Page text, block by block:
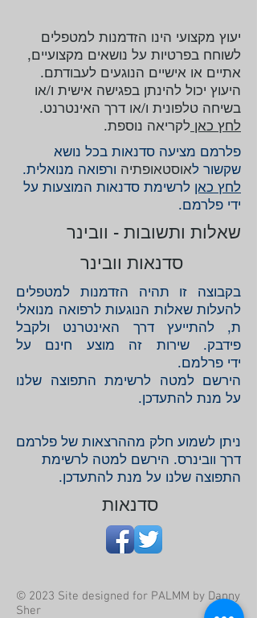
יעוץ מקצועי הינו הזדמנות למטפלים
לשוחח בפרטיות על נושאים מקצועיים,
אתיים או אישיים הנוגעים לעבודתם.
היעוץ יכול להינתן בפגישה אישית ו/או
בשיחה טלפונית ו/או דרך האינטרנט.
לחץ כאן לקריאה נוספת.
פלרמם מציעה סדנאות בכל נושא
שקשור ל‏אוסטאופתיה ‏ ורפואה מנואלית.
לחץ כאן לרשימת סדנאות המוצעות על
ידי פלרמם.
שאלות ותשובות - וובינר
סדנאות וובינר
בקבוצה זו תהיה הזדמנות למטפלים
להעלות שאלות הנוגעות לרפואה מנואלי
ת, להתייעץ דרך האינטרנט ולקבל
פידבק. שירות זה מוצע חינם על
ידי פרלמם.
הירשם למטה לרשימת התפוצה שלנו
על מנת להתעדכן.
ניתן לשמוע חלק מההרצאות של פלרמם
דרך וובינרס. הירשם למטה לרשימת
התפוצה שלנו על מנת להתעדכן.
סדנאות
© 2023 Site designed for PALMM by Danny
Sher